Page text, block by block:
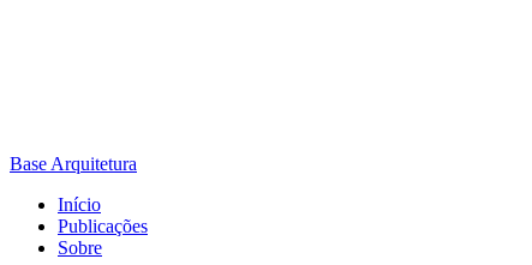
Base Arquitetura
Início
Publicações
Sobre